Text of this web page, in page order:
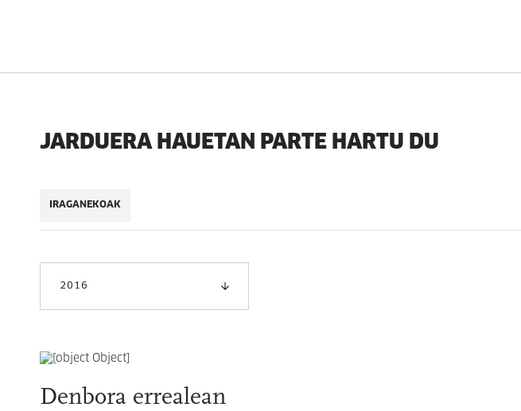
JARDUERA HAUETAN PARTE HARTU DU
IRAGANEKOAK
2016
Denbora errealean